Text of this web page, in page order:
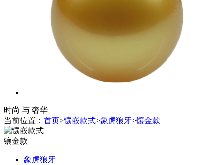
时尚 与 奢华
当前位置： 首页>镶嵌款式>象虎狼牙>镶金款
镶金款
象虎狼牙